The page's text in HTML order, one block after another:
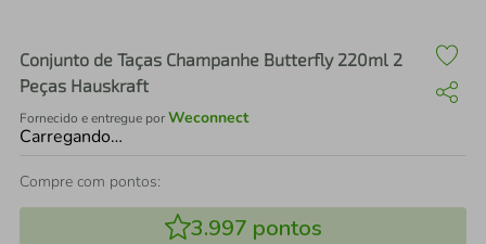
Conjunto de Taças Champanhe Butterfly 220ml 2
Peças Hauskraft
Fornecido e entregue porWeconnect
Carregando…
Compre com pontos:
3.997 pontos